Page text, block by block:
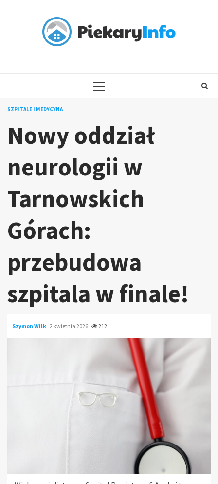
PRIMARY
SZPITALE I MEDYCYNA
Nowy oddział
neurologii w
Tarnowskich
Górach:
przebudowa
szpitala w finale!
Szymon Wilk 2 kwietnia 2026 212